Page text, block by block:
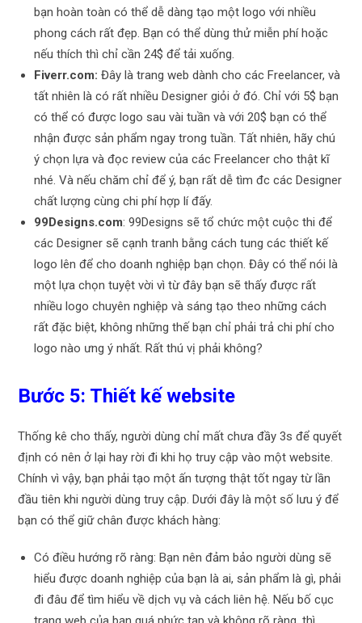
bạn hoàn toàn có thể dễ dàng tạo một logo với nhiều
phong cách rất đẹp. Bạn có thể dùng thử miễn phí hoặc
nếu thích thì chỉ cần 24$ để tải xuống.
Fiverr.com: Đây là trang web dành cho các Freelancer, và
tất nhiên là có rất nhiều Designer giỏi ở đó. Chỉ với 5$ bạn
có thể có được logo sau vài tuần và với 20$ bạn có thể
nhận được sản phẩm ngay trong tuần. Tất nhiên, hãy chú
ý chọn lựa và đọc review của các Freelancer cho thật kĩ
nhé. Và nếu chăm chỉ để ý, bạn rất dễ tìm đc các Designer
chất lượng cùng chi phí hợp lí đấy.
99Designs.com: 99Designs sẽ tổ chức một cuộc thi để
các Designer sẽ cạnh tranh bằng cách tung các thiết kế
logo lên để cho doanh nghiệp bạn chọn. Đây có thể nói là
một lựa chọn tuyệt vời vì từ đây bạn sẽ thấy được rất
nhiều logo chuyên nghiệp và sáng tạo theo những cách
rất đặc biệt, không những thế bạn chỉ phải trả chi phí cho
logo nào ưng ý nhất. Rất thú vị phải không?
Bước 5: Thiết kế website
Thống kê cho thấy, người dùng chỉ mất chưa đầy 3s để quyết
định có nên ở lại hay rời đi khi họ truy cập vào một website.
Chính vì vậy, bạn phải tạo một ấn tượng thật tốt ngay từ lần
đầu tiên khi người dùng truy cập. Dưới đây là một số lưu ý để
bạn có thể giữ chân được khách hàng:
Có điều hướng rõ ràng: Bạn nên đảm bảo người dùng sẽ
hiểu được doanh nghiệp của bạn là ai, sản phẩm là gì, phải
đi đâu để tìm hiểu về dịch vụ và cách liên hệ. Nếu bố cục